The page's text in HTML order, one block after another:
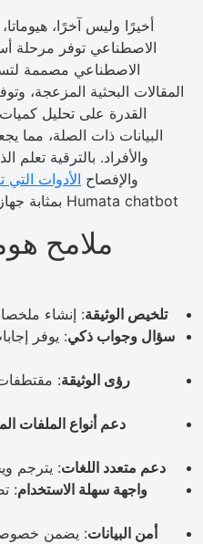
أخيرًا وليس آخرًا،
الاصطناعي توفر مرحلة
الاصطناعي مصممة
المقالات البحثية المزعجة،
القدرة على تحليل
البيانات ذات الصلة، مما
والأفراد. بالترقية تعلم
والإفصاح الأدوات
Humata chatbot بمثابة جهاز قيم لكل من المشاريع والأفراد.
ملامح
تلخيص الوثيقة: إنشاء
سؤال وجواب ذكي: يوفر
رؤى الوثيقة: مقتطفات
دعم أنواع الملفات
دعم متعدد اللغات: يترجم
واجهة سهلة الاستخدام:
أمن البيانات: يضمن